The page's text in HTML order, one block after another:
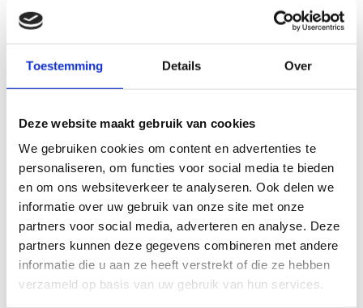
Toestemming Details Over
Deze website maakt gebruik van cookies
We gebruiken cookies om content en advertenties te
personaliseren, om functies voor social media te bieden
en om ons websiteverkeer te analyseren. Ook delen we
informatie over uw gebruik van onze site met onze
partners voor social media, adverteren en analyse. Deze
partners kunnen deze gegevens combineren met andere
informatie die u aan ze heeft verstrekt of die ze hebben
verzameld op basis van uw gebruik van hun services.
Standaard
Groter